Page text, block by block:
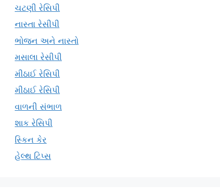
ચટણી રેસિપી
નાસ્તા રેસીપી
ભોજન અને નાસ્તો
મસાલા રેસીપી
મીઠાઈ રેસિપી
મીઠાઈ રેસિપી
વાળની સંભાળ
શાક રેસિપી
સ્કિન કેર
હેલ્થ ટિપ્સ